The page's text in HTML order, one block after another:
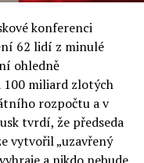
budou na
Fórum AI bude
trať skládající se z
akcí.
umělé
veřejných a
problémy a
konferenci
62 lidí z minulé
ohledně
100 miliard zlotých
rozpočtu a v
tvrdí, že předseda
vytvořil „uzavřený